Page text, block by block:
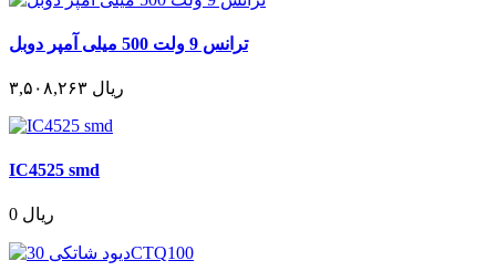
ترانس 9 ولت 500 میلی آمپر دوبل
۳,۵۰۸,۲۶۳ ریال
IC4525 smd
0 ریال